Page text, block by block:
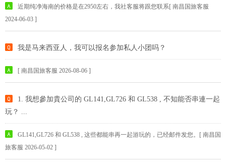
近期纯净海南的价格是在2950左右，我社客服将跟您联系[ 南昌国旅客服
2024-06-03 ]
我是马来西亚人，我可以报名参加私人小团吗？
[ 南昌国旅客服 2026-08-06 ]
1. 我想參加貴公司的 GL141,GL726 和 GL538 , 不知能否串連一起
玩？ ...
GL141,GL726 和 GL538 , 这些都能串再一起游玩的，已经邮件发您。[ 南昌国
旅客服 2026-05-02 ]